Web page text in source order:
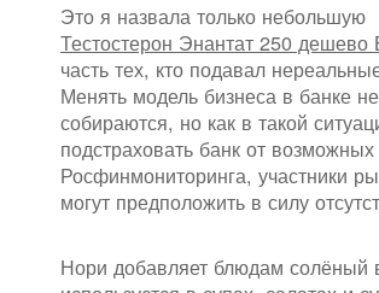
Это я назвала только небольшую
Тестостерон Энантат 250 дешево
часть тех, кто подавал
Менять модель бизнеса в банке не
собираются, но как в такой
подстраховать банк от возможных
Росфинмониторинга, участники
могут предположить в силу
Нори добавляет блюдам солёный